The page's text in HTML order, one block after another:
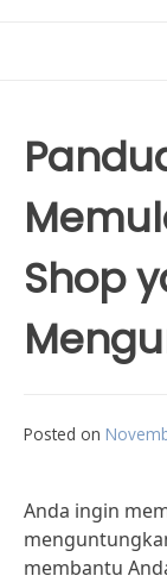
Shop
Posted on
Anda ingin
membantu